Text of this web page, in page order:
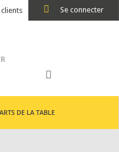
Se connecter
clients
ARTS DE LA TABLE